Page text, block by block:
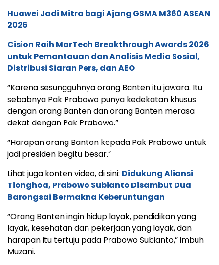
Huawei Jadi Mitra bagi Ajang GSMA M360 ASEAN
2026
Cision Raih MarTech Breakthrough Awards 2026
untuk Pemantauan dan Analisis Media Sosial,
Distribusi Siaran Pers, dan AEO
“Karena sesungguhnya orang Banten itu jawara. Itu
sebabnya Pak Prabowo punya kedekatan khusus
dengan orang Banten dan orang Banten merasa
dekat dengan Pak Prabowo.”
“Harapan orang Banten kepada Pak Prabowo untuk
jadi presiden begitu besar.”
Lihat juga konten video, di sini: Didukung Aliansi
Tionghoa, Prabowo Subianto Disambut Dua
Barongsai Bermakna Keberuntungan
“Orang Banten ingin hidup layak, pendidikan yang
layak, kesehatan dan pekerjaan yang layak, dan
harapan itu tertuju pada Prabowo Subianto,” imbuh
Muzani.